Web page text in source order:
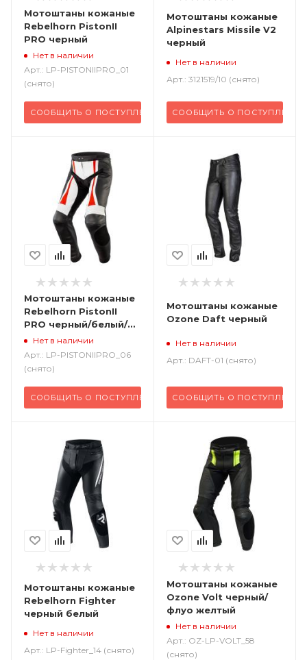
Мотоштаны кожаные
Rebelhorn PistonII
PRO черный
Нет в наличии
Арт.: LP-PISTONIIPRO_01
(снято)
СООБЩИТЬ О ПОСТУПЛЕНИИ
Мотоштаны кожаные
Alpinestars Missile V2
черный
Нет в наличии
Арт.: 3121519/10 (снято)
СООБЩИТЬ О ПОСТУПЛЕНИИ
Мотоштаны кожаные
Rebelhorn PistonII
PRO черный/белый/
красный
Нет в наличии
Арт.: LP-PISTONIIPRO_06
(снято)
СООБЩИТЬ О ПОСТУПЛЕНИИ
Мотоштаны кожаные
Ozone Daft черный
Нет в наличии
Арт.: DAFT-01 (снято)
СООБЩИТЬ О ПОСТУПЛЕНИИ
Мотоштаны кожаные
Rebelhorn Fighter
черный белый
Нет в наличии
Арт.: LP-Fighter_14 (снято)
Мотоштаны кожаные
Ozone Volt черный/
флуо желтый
Нет в наличии
Арт.: OZ-LP-VOLT_58
(снято)